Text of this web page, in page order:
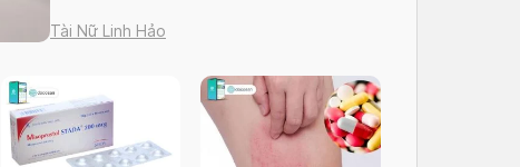
Tài Nữ Linh Hảo